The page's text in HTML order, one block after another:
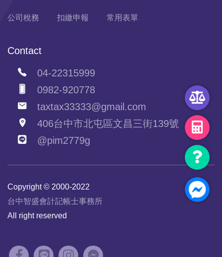
公司稅務 扣繳申報 常用表單
Contact
04-22315999
0982-920778
taxtax33333@gmail.com
406台中市北屯區文昌三街139號
@pim2779g
Copyright © 2000-2022
台中智盛會計記帳士事務所
All right reserved